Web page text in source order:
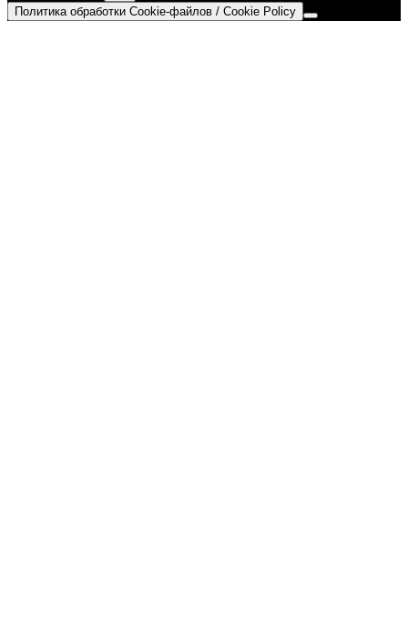
Политика обработки Cookie-файлов / Cookie Policy